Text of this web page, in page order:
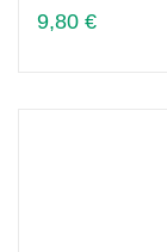
9,80 €